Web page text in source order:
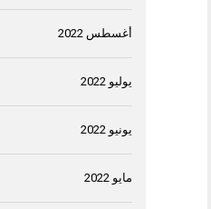
أغسطس 2022
يوليو 2022
يونيو 2022
مايو 2022